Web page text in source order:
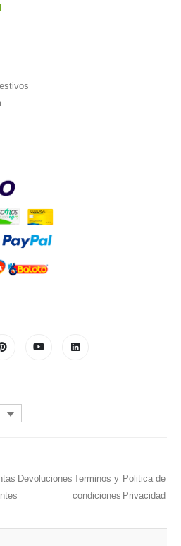
Devoluciones Terminos y
condiciones
Politica de
Privacidad